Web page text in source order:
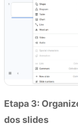
Etapa 3:
dos slides